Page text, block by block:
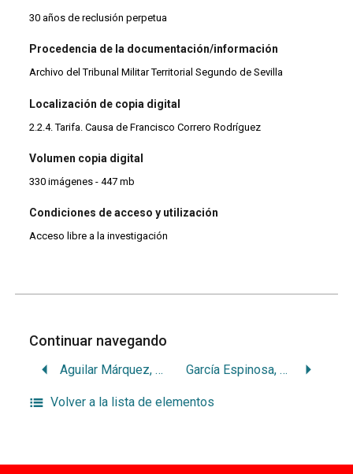
30 años de reclusión perpetua
Procedencia de la documentación/información
Archivo del Tribunal Militar Territorial Segundo de Sevilla
Localización de copia digital
2.2.4. Tarifa. Causa de Francisco Correro Rodríguez
Volumen copia digital
330 imágenes - 447 mb
Condiciones de acceso y utilización
Acceso libre a la investigación
Continuar navegando
Aguilar Márquez, José García Espinosa, Antonio
Volver a la lista de elementos